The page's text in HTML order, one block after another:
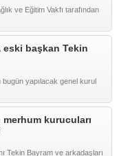
ve Eğitim Vakfı tarafından
eski başkan Tekin
bugün yapılacak genel kurul
merhum kurucuları
Tekin Bayram ve arkadaşları